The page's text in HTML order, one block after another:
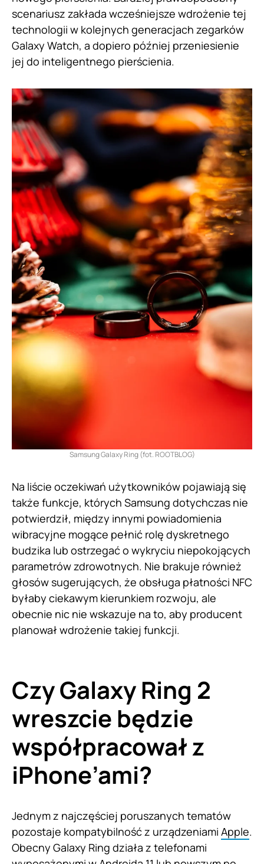
scenariusz zakłada wcześniejsze wdrożenie tej
technologii w kolejnych generacjach zegarków
Galaxy Watch, a dopiero później przeniesienie
jej do inteligentnego pierścienia.
Samsung Galaxy Ring (fot. ROOTBLOG)
Na liście oczekiwań użytkowników pojawiają się
także funkcje, których Samsung dotychczas nie
potwierdził, między innymi powiadomienia
wibracyjne mogące pełnić rolę dyskretnego
budzika lub ostrzegać o wykryciu niepokojących
parametrów zdrowotnych. Nie brakuje również
głosów sugerujących, że obsługa płatności NFC
byłaby ciekawym kierunkiem rozwoju, ale
obecnie nic nie wskazuje na to, aby producent
planował wdrożenie takiej funkcji.
Czy Galaxy Ring 2
wreszcie będzie
współpracował z
iPhone’ami?
Jednym z najczęściej poruszanych tematów
pozostaje kompatybilność z urządzeniami Apple.
Obecny Galaxy Ring działa z telefonami